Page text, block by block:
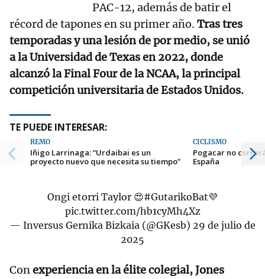
PAC-12, además de batir el
récord de tapones en su primer año. Tras tres
temporadas y una lesión de por medio, se unió
a la Universidad de Texas en 2022, donde
alcanzó la Final Four de la NCAA, la principal
competición universitaria de Estados Unidos.
TE PUEDE INTERESAR:
REMO
Iñigo Larrinaga: “Urdaibai es un
proyecto nuevo que necesita su tiempo”
CICLISMO
Pogacar no
España
Ongi etorri Taylor 😍#GutarikoBat💜
pic.twitter.com/hb1cyMh4Xz
— Inversus Gernika Bizkaia (@GKesb) 29 de julio de
2025
Conexperiencia en la élite colegial, Jones